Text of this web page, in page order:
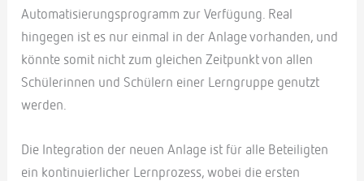
Automatisierungsprogramm zur Verfügung. Real
hingegen ist es nur einmal in der Anlage vorhanden, und
könnte somit nicht zum gleichen Zeitpunkt von allen
Schülerinnen und Schülern einer Lerngruppe genutzt
werden.
Die Integration der neuen Anlage ist für alle Beteiligten
ein kontinuierlicher Lernprozess, wobei die ersten